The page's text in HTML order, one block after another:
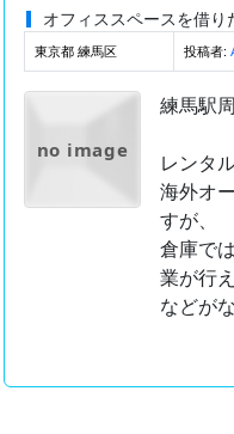
オフィススペースを借り
東京都 練馬区 投稿者:
no image
練馬駅
レンタ
海外オ
すが、
倉庫で
業が行
などが